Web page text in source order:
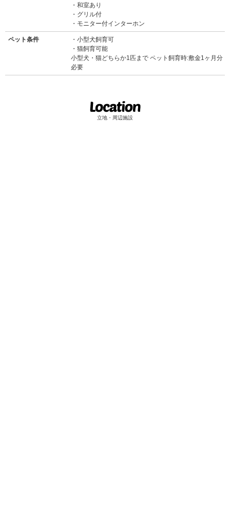
和室あり
グリル付
モニター付インターホン
ペット条件
小型犬飼育可
猫飼育可能
小型犬・猫どちらか1匹まで ペット飼育時:敷金1ヶ月分
必要
立地・周辺施設